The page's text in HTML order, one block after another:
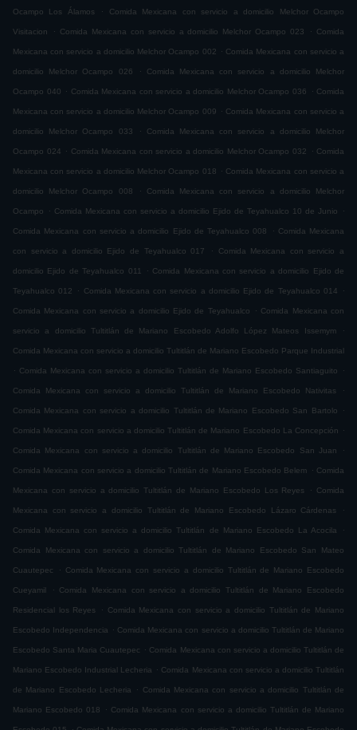
Ocampo Los Álamos . Comida Mexicana con servicio a domicilio Melchor Ocampo
Visitacion . Comida Mexicana con servicio a domicilio Melchor Ocampo 023 . Comida
Mexicana con servicio a domicilio Melchor Ocampo 002 . Comida Mexicana con servicio a
domicilio Melchor Ocampo 026 . Comida Mexicana con servicio a domicilio Melchor
Ocampo 040 . Comida Mexicana con servicio a domicilio Melchor Ocampo 036 . Comida
Mexicana con servicio a domicilio Melchor Ocampo 009 . Comida Mexicana con servicio a
domicilio Melchor Ocampo 033 . Comida Mexicana con servicio a domicilio Melchor
Ocampo 024 . Comida Mexicana con servicio a domicilio Melchor Ocampo 032 . Comida
Mexicana con servicio a domicilio Melchor Ocampo 018 . Comida Mexicana con servicio a
domicilio Melchor Ocampo 008 . Comida Mexicana con servicio a domicilio Melchor
Ocampo . Comida Mexicana con servicio a domicilio Ejido de Teyahualco 10 de Junio .
Comida Mexicana con servicio a domicilio Ejido de Teyahualco 008 . Comida Mexicana
con servicio a domicilio Ejido de Teyahualco 017 . Comida Mexicana con servicio a
domicilio Ejido de Teyahualco 011 . Comida Mexicana con servicio a domicilio Ejido de
Teyahualco 012 . Comida Mexicana con servicio a domicilio Ejido de Teyahualco 014 .
Comida Mexicana con servicio a domicilio Ejido de Teyahualco . Comida Mexicana con
servicio a domicilio Tultitlán de Mariano Escobedo Adolfo López Mateos Issemym .
Comida Mexicana con servicio a domicilio Tultitlán de Mariano Escobedo Parque Industrial
. Comida Mexicana con servicio a domicilio Tultitlán de Mariano Escobedo Santiaguito .
Comida Mexicana con servicio a domicilio Tultitlán de Mariano Escobedo Nativitas .
Comida Mexicana con servicio a domicilio Tultitlán de Mariano Escobedo San Bartolo .
Comida Mexicana con servicio a domicilio Tultitlán de Mariano Escobedo La Concepción .
Comida Mexicana con servicio a domicilio Tultitlán de Mariano Escobedo San Juan .
Comida Mexicana con servicio a domicilio Tultitlán de Mariano Escobedo Belem . Comida
Mexicana con servicio a domicilio Tultitlán de Mariano Escobedo Los Reyes . Comida
Mexicana con servicio a domicilio Tultitlán de Mariano Escobedo Lázaro Cárdenas .
Comida Mexicana con servicio a domicilio Tultitlán de Mariano Escobedo La Acocila .
Comida Mexicana con servicio a domicilio Tultitlán de Mariano Escobedo San Mateo
Cuautepec . Comida Mexicana con servicio a domicilio Tultitlán de Mariano Escobedo
Cueyamil . Comida Mexicana con servicio a domicilio Tultitlán de Mariano Escobedo
Residencial los Reyes . Comida Mexicana con servicio a domicilio Tultitlán de Mariano
Escobedo Independencia . Comida Mexicana con servicio a domicilio Tultitlán de Mariano
Escobedo Santa Maria Cuautepec . Comida Mexicana con servicio a domicilio Tultitlán de
Mariano Escobedo Industrial Lecheria . Comida Mexicana con servicio a domicilio Tultitlán
de Mariano Escobedo Lecheria . Comida Mexicana con servicio a domicilio Tultitlán de
Mariano Escobedo 018 . Comida Mexicana con servicio a domicilio Tultitlán de Mariano
.